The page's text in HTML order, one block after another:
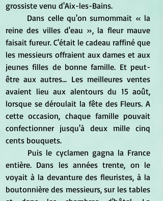
grossiste venu d'Aix-les-Bains.
reine des villes d'eau », la fleur mauve
faisait fureur. C'était le cadeau raffiné que
les messieurs offraient aux dames et aux
jeunes filles de bonne famille. Et peut-
être aux autres... Les meilleures ventes
avaient lieu aux alentours du 15 août,
lorsque se déroulait la fête des Fleurs. A
cette occasion, chaque famille pouvait
confectionner jusqu'à deux mille cinq
cents bouquets.
entière. Dans les années trente, on le
voyait à la devanture des fleuristes, à la
boutonnière des messieurs, sur les tables